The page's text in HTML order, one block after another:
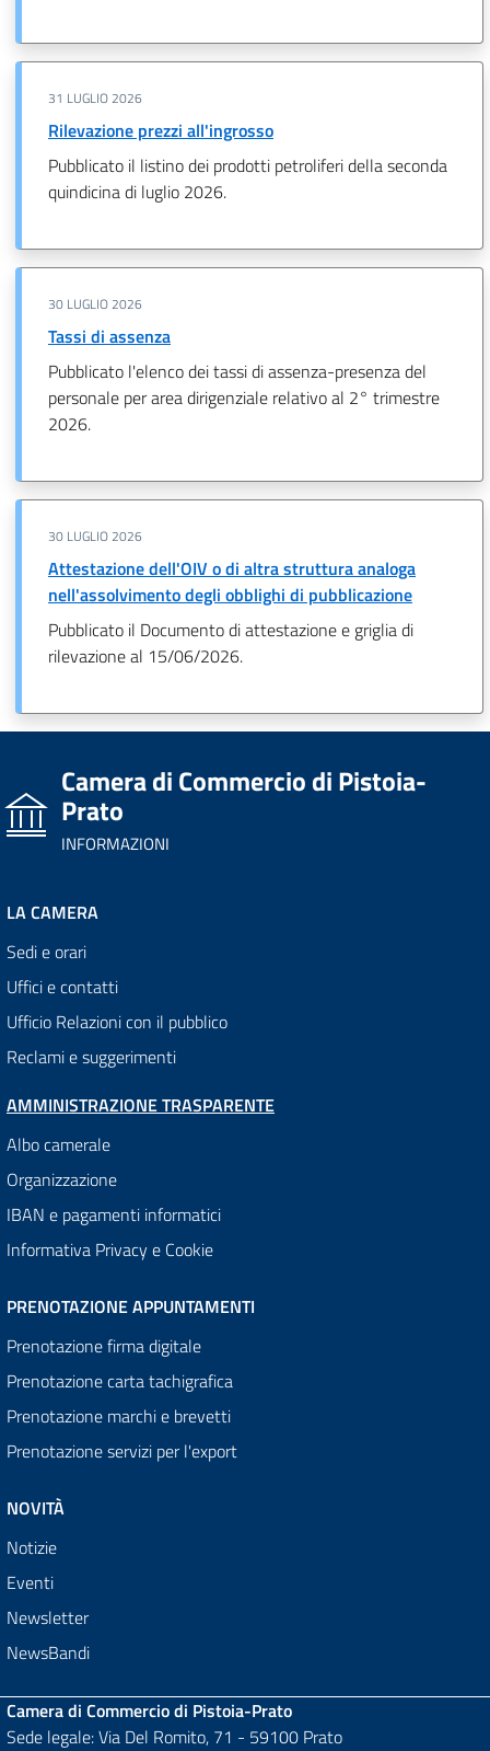
31 LUGLIO 2026
Rilevazione prezzi all'ingrosso
Pubblicato il listino dei prodotti petroliferi della seconda
quindicina di luglio 2026.
30 LUGLIO 2026
Tassi di assenza
Pubblicato l'elenco dei tassi di assenza-presenza del
personale per area dirigenziale relativo al 2° trimestre
2026.
30 LUGLIO 2026
Attestazione dell'OIV o di altra struttura analoga
nell'assolvimento degli obblighi di pubblicazione
Pubblicato il Documento di attestazione e griglia di
rilevazione al 15/06/2026.
Camera di Commercio di Pistoia-
Prato
INFORMAZIONI
LA CAMERA
Sedi e orari
Uffici e contatti
Ufficio Relazioni con il pubblico
Reclami e suggerimenti
AMMINISTRAZIONE TRASPARENTE
Albo camerale
Organizzazione
IBAN e pagamenti informatici
Informativa Privacy e Cookie
PRENOTAZIONE APPUNTAMENTI
Prenotazione firma digitale
Prenotazione carta tachigrafica
Prenotazione marchi e brevetti
Prenotazione servizi per l'export
NOVITÀ
Notizie
Eventi
Newsletter
NewsBandi
Camera di Commercio di Pistoia-Prato
Sede legale: Via Del Romito, 71 - 59100 Prato